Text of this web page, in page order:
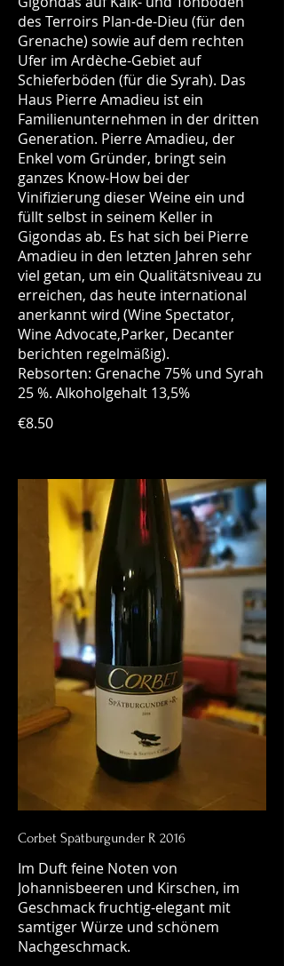
des Terroirs Plan-de-Dieu (für den
Grenache) sowie auf dem rechten
Ufer im Ardèche-Gebiet auf
Schieferböden (für die Syrah). Das
Haus Pierre Amadieu ist ein
Familienunternehmen in der dritten
Generation. Pierre Amadieu, der
Enkel vom Gründer, bringt sein
ganzes Know-How bei der
Vinifizierung dieser Weine ein und
füllt selbst in seinem Keller in
Gigondas ab. Es hat sich bei Pierre
Amadieu in den letzten Jahren sehr
viel getan, um ein Qualitätsniveau zu
erreichen, das heute international
anerkannt wird (Wine Spectator,
Wine Advocate,Parker, Decanter
berichten regelmäßig).
Rebsorten: Grenache 75% und Syrah
€8.50
Corbet Spätburgunder R 2016
Im Duft feine Noten von
Johannisbeeren und Kirschen, im
Geschmack fruchtig-elegant mit
samtiger Würze und schönem
Nachgeschmack.